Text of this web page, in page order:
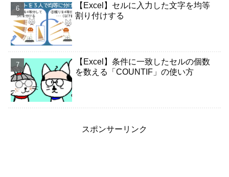
【Excel】セルに入力した文字を均等
割り付けする
【Excel】条件に一致したセルの個数
を数える「COUNTIF」の使い方
スポンサーリンク